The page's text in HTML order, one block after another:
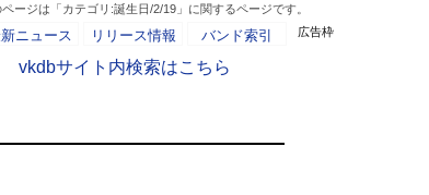
ージは「カテゴリ:誕生日/2/19」に関するページです。
ニュース リリース情報 バンド索引
vkdbサイト内検索はこちら
広告枠